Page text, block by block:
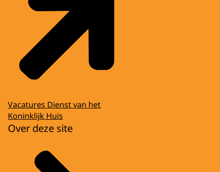
Vacatures Dienst van het
Koninklijk Huis
Over deze site